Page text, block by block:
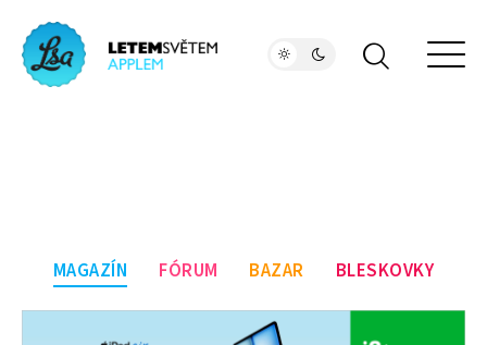
MAGAZÍN FÓRUM BAZAR BLESKOVKY